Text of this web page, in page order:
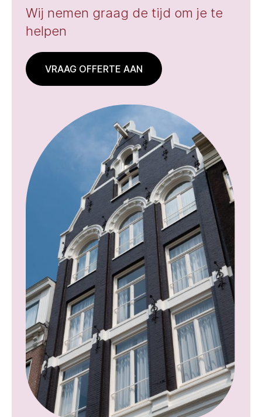
Wij nemen graag de tijd om je te
helpen
VRAAG OFFERTE AAN